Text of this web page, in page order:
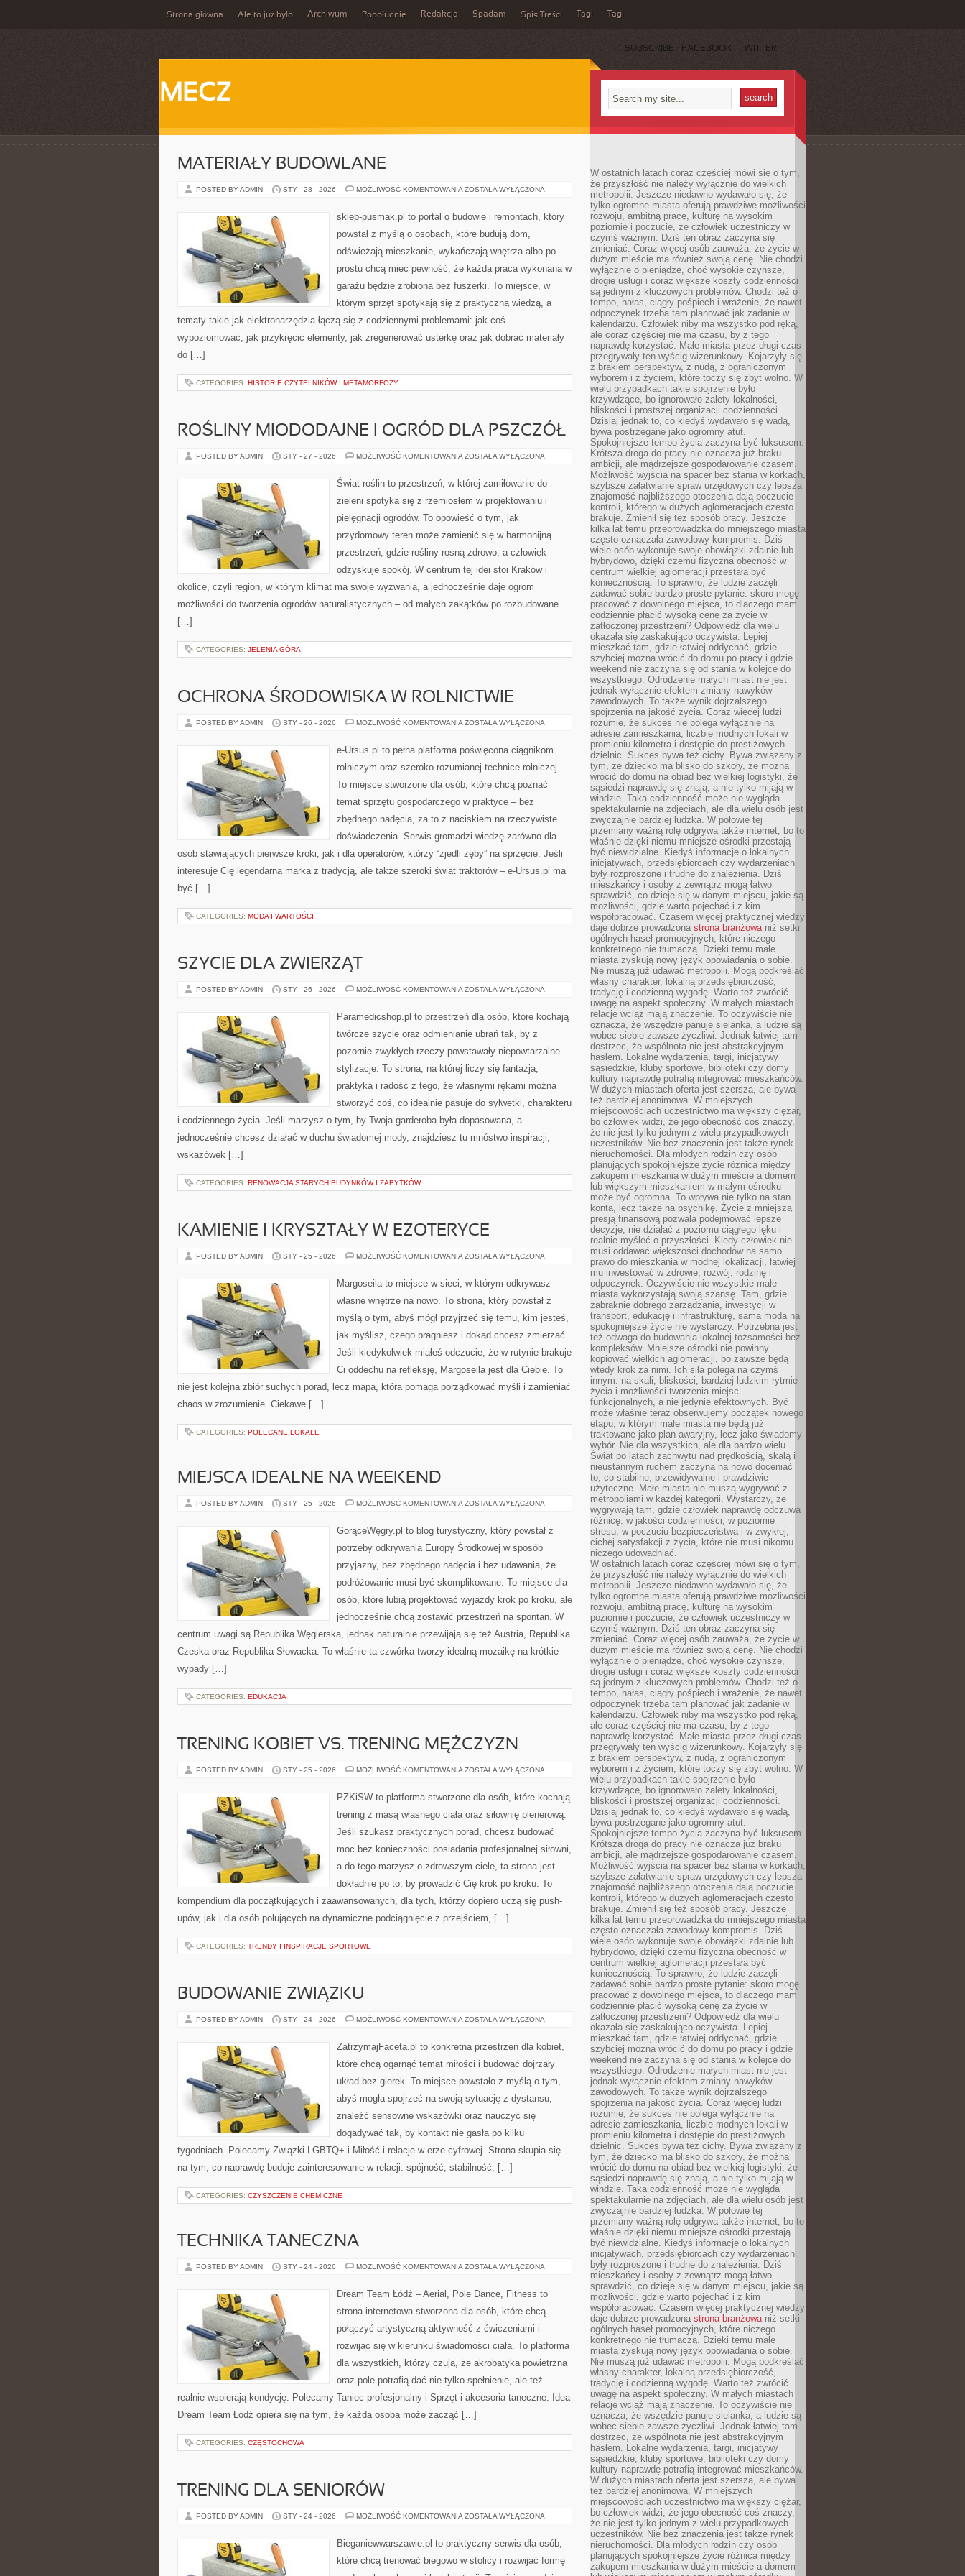
Strona główna Ale to już było Archiwum Popołudnie Redakcja Spadam Spis Treści Tagi Tagi
SUBSCRIBE FACEBOOK TWITTER
MECZ
MATERIAŁY BUDOWLANE
POSTED BY ADMIN STY - 28 - 2026 MOŻLIWOŚĆ KOMENTOWANIA MATERIAŁY
ZOSTAŁA WYŁĄCZONA
sklep-pusmak.pl to portal o budowie i remontach, który
powstał z myślą o osobach, które budują dom,
odświeżają mieszkanie, wykańczają wnętrza albo po
prostu chcą mieć pewność, że każda praca wykonana w
garażu będzie zrobiona bez fuszerki. To miejsce, w
którym sprzęt spotykają się z praktyczną wiedzą, a
tematy takie jak elektronarzędzia łączą się z codziennymi problemami: jak coś
wypoziomować, jak przykręcić elementy, jak zregenerować usterkę oraz jak dobrać materiały
do […]
CATEGORIES: HISTORIE CZYTELNIKÓW I METAMORFOZY
ROŚLINY MIODODAJNE I OGRÓD DLA PSZCZÓŁ
POSTED BY ADMIN STY - 27 - 2026 MOŻLIWOŚĆ KOMENTOWANIA ROŚLINY
OGRÓD
DLA
ZOSTAŁA WYŁĄCZONA
Świat roślin to przestrzeń, w której zamiłowanie do
zieleni spotyka się z rzemiosłem w projektowaniu i
pielęgnacji ogrodów. To opowieść o tym, jak
przydomowy teren może zamienić się w harmonijną
przestrzeń, gdzie rośliny rosną zdrowo, a człowiek
odzyskuje spokój. W centrum tej idei stoi Kraków i
okolice, czyli region, w którym klimat ma swoje wyzwania, a jednocześnie daje ogrom
możliwości do tworzenia ogrodów naturalistycznych – od małych zakątków po rozbudowane
[…]
CATEGORIES: JELENIA GÓRA
OCHRONA ŚRODOWISKA W ROLNICTWIE
POSTED BY ADMIN STY - 26 - 2026 MOŻLIWOŚĆ KOMENTOWANIA OCHRONA
ROLNICTWIE
ZOSTAŁA WYŁĄCZONA
e-Ursus.pl to pełna platforma poświęcona ciągnikom
rolniczym oraz szeroko rozumianej technice rolniczej.
To miejsce stworzone dla osób, które chcą poznać
temat sprzętu gospodarczego w praktyce – bez
zbędnego nadęcia, za to z naciskiem na rzeczywiste
doświadczenia. Serwis gromadzi wiedzę zarówno dla
osób stawiających pierwsze kroki, jak i dla operatorów, którzy “zjedli zęby” na sprzęcie. Jeśli
interesuje Cię legendarna marka z tradycją, ale także szeroki świat traktorów – e-Ursus.pl ma
być […]
CATEGORIES: MODA I WARTOŚCI
SZYCIE DLA ZWIERZĄT
POSTED BY ADMIN STY - 26 - 2026 MOŻLIWOŚĆ KOMENTOWANIA SZYCIE
ZOSTAŁA WYŁĄCZONA
Paramedicshop.pl to przestrzeń dla osób, które kochają
twórcze szycie oraz odmienianie ubrań tak, by z
pozornie zwykłych rzeczy powstawały niepowtarzalne
stylizacje. To strona, na której liczy się fantazja,
praktyka i radość z tego, że własnymi rękami można
stworzyć coś, co idealnie pasuje do sylwetki, charakteru
i codziennego życia. Jeśli marzysz o tym, by Twoja garderoba była dopasowana, a
jednocześnie chcesz działać w duchu świadomej mody, znajdziesz tu mnóstwo inspiracji,
wskazówek […]
CATEGORIES: RENOWACJA STARYCH BUDYNKÓW I ZABYTKÓW
KAMIENIE I KRYSZTAŁY W EZOTERYCE
POSTED BY ADMIN STY - 25 - 2026 MOŻLIWOŚĆ KOMENTOWANIA KAMIENIE
EZOTERYCE
ZOSTAŁA WYŁĄCZONA
Margoseila to miejsce w sieci, w którym odkrywasz
własne wnętrze na nowo. To strona, który powstał z
myślą o tym, abyś mógł przyjrzeć się temu, kim jesteś,
jak myślisz, czego pragniesz i dokąd chcesz zmierzać.
Jeśli kiedykolwiek miałeś odczucie, że w rutynie brakuje
Ci oddechu na refleksję, Margoseila jest dla Ciebie. To
nie jest kolejna zbiór suchych porad, lecz mapa, która pomaga porządkować myśli i zamieniać
chaos w zrozumienie. Ciekawe […]
CATEGORIES: POLECANE LOKALE
MIEJSCA IDEALNE NA WEEKEND
POSTED BY ADMIN STY - 25 - 2026 MOŻLIWOŚĆ KOMENTOWANIA MIEJSCA
WEEKEND
ZOSTAŁA WYŁĄCZONA
GorąceWęgry.pl to blog turystyczny, który powstał z
potrzeby odkrywania Europy Środkowej w sposób
przyjazny, bez zbędnego nadęcia i bez udawania, że
podróżowanie musi być skomplikowane. To miejsce dla
osób, które lubią projektować wyjazdy krok po kroku, ale
jednocześnie chcą zostawić przestrzeń na spontan. W
centrum uwagi są Republika Węgierska, jednak naturalnie przewijają się też Austria, Republika
Czeska oraz Republika Słowacka. To właśnie ta czwórka tworzy idealną mozaikę na krótkie
wypady […]
CATEGORIES: EDUKACJA
TRENING KOBIET VS. TRENING MĘŻCZYZN
POSTED BY ADMIN STY - 25 - 2026 MOŻLIWOŚĆ KOMENTOWANIA TRENING
TRENING
MĘŻCZYZN
ZOSTAŁA WYŁĄCZONA
PZKiSW to platforma stworzone dla osób, które kochają
trening z masą własnego ciała oraz siłownię plenerową.
Jeśli szukasz praktycznych porad, chcesz budować
moc bez konieczności posiadania profesjonalnej siłowni,
a do tego marzysz o zdrowszym ciele, ta strona jest
dokładnie po to, by prowadzić Cię krok po kroku. To
kompendium dla początkujących i zaawansowanych, dla tych, którzy dopiero uczą się push-
upów, jak i dla osób polujących na dynamiczne podciągnięcie z przejściem, […]
CATEGORIES: TRENDY I INSPIRACJE SPORTOWE
BUDOWANIE ZWIĄZKU
POSTED BY ADMIN STY - 24 - 2026 MOŻLIWOŚĆ KOMENTOWANIA BUDOWANIE
ZOSTAŁA WYŁĄCZONA
ZatrzymajFaceta.pl to konkretna przestrzeń dla kobiet,
które chcą ogarnąć temat miłości i budować dojrzały
układ bez gierek. To miejsce powstało z myślą o tym,
abyś mogła spojrzeć na swoją sytuację z dystansu,
znaleźć sensowne wskazówki oraz nauczyć się
dogadywać tak, by kontakt nie gasła po kilku
tygodniach. Polecamy Związki LGBTQ+ i Miłość i relacje w erze cyfrowej. Strona skupia się
na tym, co naprawdę buduje zainteresowanie w relacji: spójność, stabilność, […]
CATEGORIES: CZYSZCZENIE CHEMICZNE
TECHNIKA TANECZNA
POSTED BY ADMIN STY - 24 - 2026 MOŻLIWOŚĆ KOMENTOWANIA TECHNIKA
ZOSTAŁA WYŁĄCZONA
Dream Team Łódź – Aerial, Pole Dance, Fitness to
strona internetowa stworzona dla osób, które chcą
połączyć artystyczną aktywność z ćwiczeniami i
rozwijać się w kierunku świadomości ciała. To platforma
dla wszystkich, którzy czują, że akrobatyka powietrzna
oraz pole potrafią dać nie tylko spełnienie, ale też
realnie wspierają kondycję. Polecamy Taniec profesjonalny i Sprzęt i akcesoria taneczne. Idea
Dream Team Łódź opiera się na tym, że każda osoba może zacząć […]
CATEGORIES: CZĘSTOCHOWA
TRENING DLA SENIORÓW
POSTED BY ADMIN STY - 24 - 2026 MOŻLIWOŚĆ KOMENTOWANIA TRENING
ZOSTAŁA WYŁĄCZONA
Bieganiewwarszawie.pl to praktyczny serwis dla osób,
które chcą trenować biegowo w stolicy i rozwijać formę
W ostatnich latach coraz częściej mówi się o tym,
że przyszłość nie należy wyłącznie do wielkich
metropolii. Jeszcze niedawno wydawało się, że
tylko ogromne miasta oferują prawdziwe możliwości
rozwoju, ambitną pracę, kulturę na wysokim
poziomie i poczucie, że człowiek uczestniczy w
czymś ważnym. Dziś ten obraz zaczyna się
zmieniać. Coraz więcej osób zauważa, że życie w
dużym mieście ma również swoją cenę. Nie chodzi
wyłącznie o pieniądze, choć wysokie czynsze,
drogie usługi i coraz większe koszty codzienności
są jednym z kluczowych problemów. Chodzi też o
tempo, hałas, ciągły pośpiech i wrażenie, że nawet
odpoczynek trzeba tam planować jak zadanie w
kalendarzu. Człowiek niby ma wszystko pod ręką,
ale coraz częściej nie ma czasu, by z tego
naprawdę korzystać. Małe miasta przez długi czas
przegrywały ten wyścig wizerunkowy. Kojarzyły się
z brakiem perspektyw, z nudą, z ograniczonym
wyborem i z życiem, które toczy się zbyt wolno. W
wielu przypadkach takie spojrzenie było
krzywdzące, bo ignorowało zalety lokalności,
bliskości i prostszej organizacji codzienności.
Dzisiaj jednak to, co kiedyś wydawało się wadą,
bywa postrzegane jako ogromny atut.
Spokojniejsze tempo życia zaczyna być luksusem.
Krótsza droga do pracy nie oznacza już braku
ambicji, ale mądrzejsze gospodarowanie czasem.
Możliwość wyjścia na spacer bez stania w korkach,
szybsze załatwianie spraw urzędowych czy lepsza
znajomość najbliższego otoczenia dają poczucie
kontroli, którego w dużych aglomeracjach często
brakuje. Zmienił się też sposób pracy. Jeszcze
kilka lat temu przeprowadzka do mniejszego miasta
często oznaczała zawodowy kompromis. Dziś
wiele osób wykonuje swoje obowiązki zdalnie lub
hybrydowo, dzięki czemu fizyczna obecność w
centrum wielkiej aglomeracji przestała być
koniecznością. To sprawiło, że ludzie zaczęli
zadawać sobie bardzo proste pytanie: skoro mogę
pracować z dowolnego miejsca, to dlaczego mam
codziennie płacić wysoką cenę za życie w
zatłoczonej przestrzeni? Odpowiedź dla wielu
okazała się zaskakująco oczywista. Lepiej
mieszkać tam, gdzie łatwiej oddychać, gdzie
szybciej można wrócić do domu po pracy i gdzie
weekend nie zaczyna się od stania w kolejce do
wszystkiego. Odrodzenie małych miast nie jest
jednak wyłącznie efektem zmiany nawyków
zawodowych. To także wynik dojrzalszego
spojrzenia na jakość życia. Coraz więcej ludzi
rozumie, że sukces nie polega wyłącznie na
adresie zamieszkania, liczbie modnych lokali w
promieniu kilometra i dostępie do prestiżowych
dzielnic. Sukces bywa też cichy. Bywa związany z
tym, że dziecko ma blisko do szkoły, że można
wrócić do domu na obiad bez wielkiej logistyki, że
sąsiedzi naprawdę się znają, a nie tylko mijają w
windzie. Taka codzienność może nie wygląda
spektakularnie na zdjęciach, ale dla wielu osób jest
zwyczajnie bardziej ludzka. W połowie tej
przemiany ważną rolę odgrywa także internet, bo to
właśnie dzięki niemu mniejsze ośrodki przestają
być niewidzialne. Kiedyś informacje o lokalnych
inicjatywach, przedsiębiorcach czy wydarzeniach
były rozproszone i trudne do znalezienia. Dziś
mieszkańcy i osoby z zewnątrz mogą łatwo
sprawdzić, co dzieje się w danym miejscu, jakie są
możliwości, gdzie warto pojechać i z kim
współpracować. Czasem więcej praktycznej wiedzy
daje dobrze prowadzona strona branżowaniż setki
ogólnych haseł promocyjnych, które niczego
konkretnego nie tłumaczą. Dzięki temu małe
miasta zyskują nowy język opowiadania o sobie.
Nie muszą już udawać metropolii. Mogą podkreślać
własny charakter, lokalną przedsiębiorczość,
tradycję i codzienną wygodę. Warto też zwrócić
uwagę na aspekt społeczny. W małych miastach
relacje wciąż mają znaczenie. To oczywiście nie
oznacza, że wszędzie panuje sielanka, a ludzie są
wobec siebie zawsze życzliwi. Jednak łatwiej tam
dostrzec, że wspólnota nie jest abstrakcyjnym
hasłem. Lokalne wydarzenia, targi, inicjatywy
sąsiedzkie, kluby sportowe, biblioteki czy domy
kultury naprawdę potrafią integrować mieszkańców.
W dużych miastach oferta jest szersza, ale bywa
też bardziej anonimowa. W mniejszych
miejscowościach uczestnictwo ma większy ciężar,
bo człowiek widzi, że jego obecność coś znaczy,
że nie jest tylko jednym z wielu przypadkowych
uczestników. Nie bez znaczenia jest także rynek
nieruchomości. Dla młodych rodzin czy osób
planujących spokojniejsze życie różnica między
zakupem mieszkania w dużym mieście a domem
lub większym mieszkaniem w małym ośrodku
może być ogromna. To wpływa nie tylko na stan
konta, lecz także na psychikę. Życie z mniejszą
presją finansową pozwala podejmować lepsze
decyzje, nie działać z poziomu ciągłego lęku i
realnie myśleć o przyszłości. Kiedy człowiek nie
musi oddawać większości dochodów na samo
prawo do mieszkania w modnej lokalizacji, łatwiej
mu inwestować w zdrowie, rozwój, rodzinę i
odpoczynek. Oczywiście nie wszystkie małe
miasta wykorzystają swoją szansę. Tam, gdzie
zabraknie dobrego zarządzania, inwestycji w
transport, edukację i infrastrukturę, sama moda na
spokojniejsze życie nie wystarczy. Potrzebna jest
też odwaga do budowania lokalnej tożsamości bez
kompleksów. Mniejsze ośrodki nie powinny
kopiować wielkich aglomeracji, bo zawsze będą
wtedy krok za nimi. Ich siła polega na czymś
innym: na skali, bliskości, bardziej ludzkim rytmie
życia i możliwości tworzenia miejsc
funkcjonalnych, a nie jedynie efektownych. Być
może właśnie teraz obserwujemy początek nowego
etapu, w którym małe miasta nie będą już
traktowane jako plan awaryjny, lecz jako świadomy
wybór. Nie dla wszystkich, ale dla bardzo wielu.
Świat po latach zachwytu nad prędkością, skalą i
nieustannym ruchem zaczyna na nowo doceniać
to, co stabilne, przewidywalne i prawdziwie
użyteczne. Małe miasta nie muszą wygrywać z
metropoliami w każdej kategorii. Wystarczy, że
wygrywają tam, gdzie człowiek naprawdę odczuwa
różnicę: w jakości codzienności, w poziomie
stresu, w poczuciu bezpieczeństwa i w zwykłej,
cichej satysfakcji z życia, które nie musi nikomu
niczego udowadniać.
W ostatnich latach coraz częściej mówi się o tym,
że przyszłość nie należy wyłącznie do wielkich
metropolii. Jeszcze niedawno wydawało się, że
tylko ogromne miasta oferują prawdziwe możliwości
rozwoju, ambitną pracę, kulturę na wysokim
poziomie i poczucie, że człowiek uczestniczy w
czymś ważnym. Dziś ten obraz zaczyna się
zmieniać. Coraz więcej osób zauważa, że życie w
dużym mieście ma również swoją cenę. Nie chodzi
wyłącznie o pieniądze, choć wysokie czynsze,
drogie usługi i coraz większe koszty codzienności
są jednym z kluczowych problemów. Chodzi też o
tempo, hałas, ciągły pośpiech i wrażenie, że nawet
odpoczynek trzeba tam planować jak zadanie w
kalendarzu. Człowiek niby ma wszystko pod ręką,
ale coraz częściej nie ma czasu, by z tego
naprawdę korzystać. Małe miasta przez długi czas
przegrywały ten wyścig wizerunkowy. Kojarzyły się
z brakiem perspektyw, z nudą, z ograniczonym
wyborem i z życiem, które toczy się zbyt wolno. W
wielu przypadkach takie spojrzenie było
krzywdzące, bo ignorowało zalety lokalności,
bliskości i prostszej organizacji codzienności.
Dzisiaj jednak to, co kiedyś wydawało się wadą,
bywa postrzegane jako ogromny atut.
Spokojniejsze tempo życia zaczyna być luksusem.
Krótsza droga do pracy nie oznacza już braku
ambicji, ale mądrzejsze gospodarowanie czasem.
Możliwość wyjścia na spacer bez stania w korkach,
szybsze załatwianie spraw urzędowych czy lepsza
znajomość najbliższego otoczenia dają poczucie
kontroli, którego w dużych aglomeracjach często
brakuje. Zmienił się też sposób pracy. Jeszcze
kilka lat temu przeprowadzka do mniejszego miasta
często oznaczała zawodowy kompromis. Dziś
wiele osób wykonuje swoje obowiązki zdalnie lub
hybrydowo, dzięki czemu fizyczna obecność w
centrum wielkiej aglomeracji przestała być
koniecznością. To sprawiło, że ludzie zaczęli
zadawać sobie bardzo proste pytanie: skoro mogę
pracować z dowolnego miejsca, to dlaczego mam
codziennie płacić wysoką cenę za życie w
zatłoczonej przestrzeni? Odpowiedź dla wielu
okazała się zaskakująco oczywista. Lepiej
mieszkać tam, gdzie łatwiej oddychać, gdzie
szybciej można wrócić do domu po pracy i gdzie
weekend nie zaczyna się od stania w kolejce do
wszystkiego. Odrodzenie małych miast nie jest
jednak wyłącznie efektem zmiany nawyków
zawodowych. To także wynik dojrzalszego
spojrzenia na jakość życia. Coraz więcej ludzi
rozumie, że sukces nie polega wyłącznie na
adresie zamieszkania, liczbie modnych lokali w
promieniu kilometra i dostępie do prestiżowych
dzielnic. Sukces bywa też cichy. Bywa związany z
tym, że dziecko ma blisko do szkoły, że można
wrócić do domu na obiad bez wielkiej logistyki, że
sąsiedzi naprawdę się znają, a nie tylko mijają w
windzie. Taka codzienność może nie wygląda
spektakularnie na zdjęciach, ale dla wielu osób jest
zwyczajnie bardziej ludzka. W połowie tej
przemiany ważną rolę odgrywa także internet, bo to
właśnie dzięki niemu mniejsze ośrodki przestają
być niewidzialne. Kiedyś informacje o lokalnych
inicjatywach, przedsiębiorcach czy wydarzeniach
były rozproszone i trudne do znalezienia. Dziś
mieszkańcy i osoby z zewnątrz mogą łatwo
sprawdzić, co dzieje się w danym miejscu, jakie są
możliwości, gdzie warto pojechać i z kim
współpracować. Czasem więcej praktycznej wiedzy
daje dobrze prowadzona strona branżowaniż setki
ogólnych haseł promocyjnych, które niczego
konkretnego nie tłumaczą. Dzięki temu małe
miasta zyskują nowy język opowiadania o sobie.
Nie muszą już udawać metropolii. Mogą podkreślać
własny charakter, lokalną przedsiębiorczość,
tradycję i codzienną wygodę. Warto też zwrócić
uwagę na aspekt społeczny. W małych miastach
relacje wciąż mają znaczenie. To oczywiście nie
oznacza, że wszędzie panuje sielanka, a ludzie są
wobec siebie zawsze życzliwi. Jednak łatwiej tam
dostrzec, że wspólnota nie jest abstrakcyjnym
hasłem. Lokalne wydarzenia, targi, inicjatywy
sąsiedzkie, kluby sportowe, biblioteki czy domy
kultury naprawdę potrafią integrować mieszkańców.
W dużych miastach oferta jest szersza, ale bywa
też bardziej anonimowa. W mniejszych
miejscowościach uczestnictwo ma większy ciężar,
bo człowiek widzi, że jego obecność coś znaczy,
że nie jest tylko jednym z wielu przypadkowych
uczestników. Nie bez znaczenia jest także rynek
nieruchomości. Dla młodych rodzin czy osób
planujących spokojniejsze życie różnica między
zakupem mieszkania w dużym mieście a domem